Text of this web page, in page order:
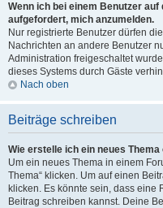
Wenn ich bei einem Benutzer
aufgefordert, mich anzumelden.
Nur registrierte Benutzer dürfen
Nachrichten an andere Benutzer
Administration freigeschaltet
dieses Systems durch Gäste
Nach oben
Beiträge schreiben
Wie erstelle ich ein neues
Um ein neues Thema in einem
Thema“ klicken. Um auf einen
klicken. Es könnte sein, dass eine
Beitrag schreiben kannst. Deine